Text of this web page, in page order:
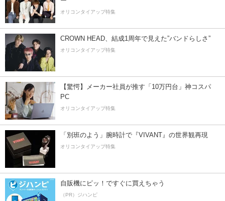
オリコンタイアップ特集
CROWN HEAD、結成1周年で見えた”バンドらしさ”
オリコンタイアップ特集
【驚愕】メーカー社員が推す「10万円台」神コスパ
PC
オリコンタイアップ特集
「別班のよう」腕時計で『VIVANT』の世界観再現
オリコンタイアップ特集
自販機にピッ！ですぐに買えちゃう
（PR）ジハンピ